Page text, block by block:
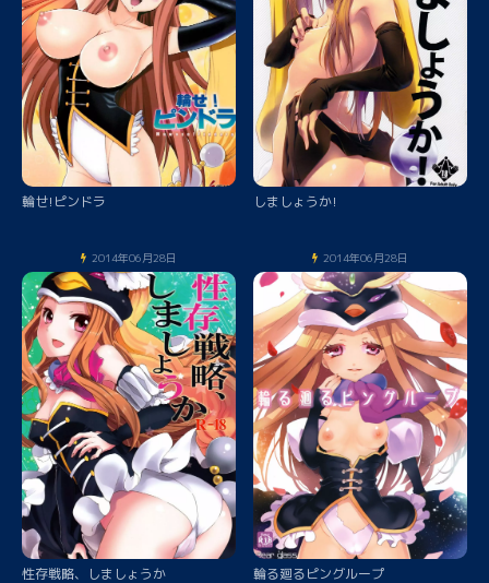
輪せ!ピンドラ しましょうか!
2014年06月28日
性存戦略、しましょうか
2014年06月28日
輪る廻るピングループ